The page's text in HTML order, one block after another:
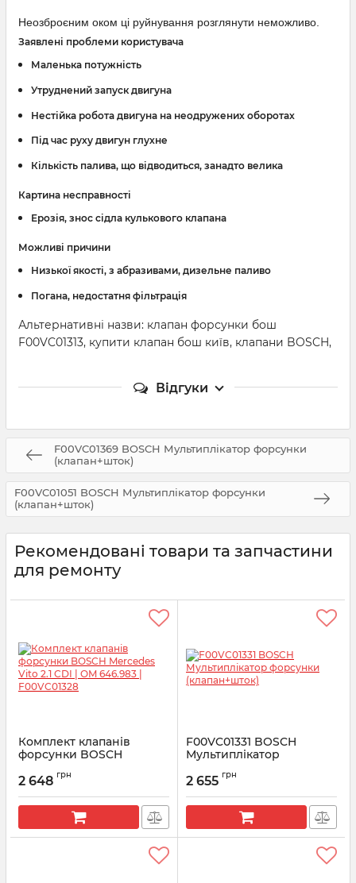
Неозброєним оком ці руйнування розглянути неможливо.
Заявлені проблеми користувача
Маленька потужність
Утруднений запуск двигуна
Нестійка робота двигуна на неодружених оборотах
Під час руху двигун глухне
Кількість палива, що відводиться, занадто велика
Картина несправності
Ерозія, знос сідла кулькового клапана
Можливі причини
Низької якості, з абразивами, дизельне паливо
Погана, недостатня фільтрація
Альтернативні назви: клапан форсунки бош
F00VC01313, купити клапан бош київ, клапани BOSCH,
Відгуки
F00VC01369 BOSCH Мультиплікатор форсунки
(клапан+шток)
F00VC01051 BOSCH Мультиплікатор форсунки
(клапан+шток)
Рекомендовані товари та запчастини
для ремонту
Комплект клапанів
форсунки BOSCH
OM 646.983 | F00VC01328
Артикул: F00VC01328
2 648 грн
F00VC01331 BOSCH
Мультиплікатор
Артикул:
2 655 грн